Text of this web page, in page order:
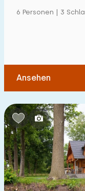
Zum Meer(max. km):
1 2
Zum Wasser(max.
1 2 5
Zu öffentlichen
0,2 0,5 1
6 Personen | 3
Ansehen